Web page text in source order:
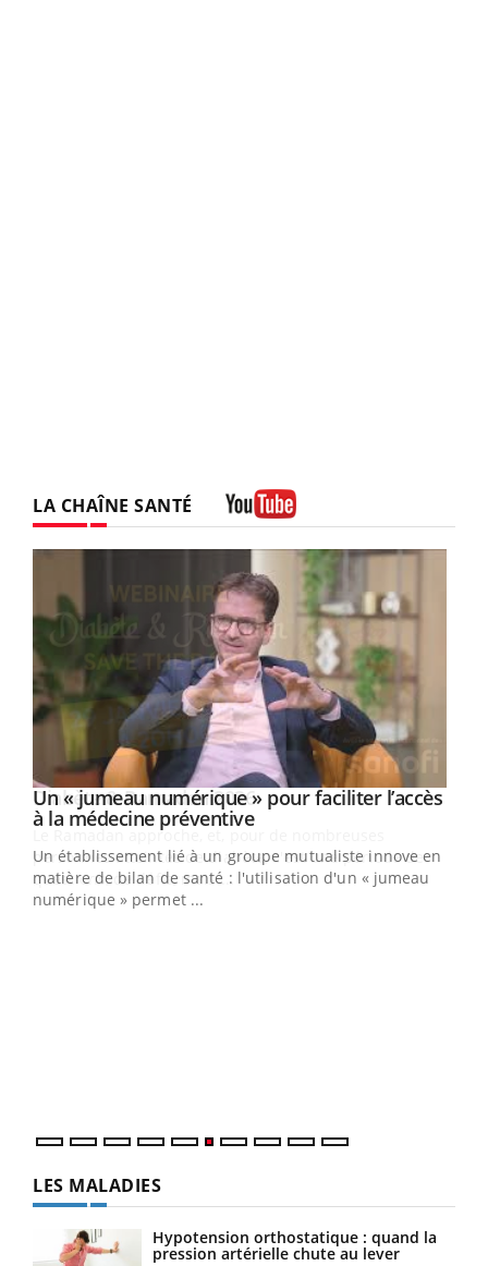
LA CHAÎNE SANTÉ
Youtube
Un « jumeau numérique » pour faciliter l’accès
à la médecine préventiveYoutube
Un établissement lié à un groupe mutualiste innove en
matière de bilan de santé : l'utilisation d'un « jumeau
numérique » permet ...
LES MALADIES
Hypotension orthostatique : quand la
pression artérielle chute au lever